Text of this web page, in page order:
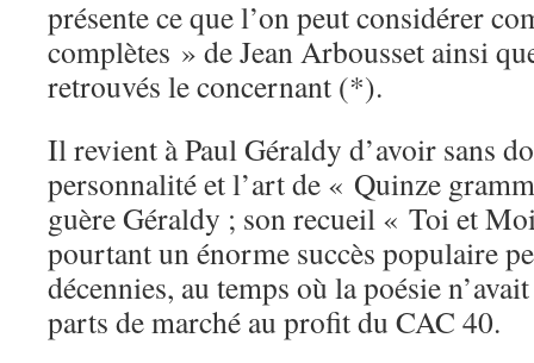
présente ce que l’on peut considérer
complètes » de Jean Arbousset ainsi
retrouvés le concernant (*).
Il revient à Paul Géraldy d’avoir sans
personnalité et l’art de « Quinze
guère Géraldy ; son recueil « Toi et
pourtant un énorme succès populaire
décennies, au temps où la poésie
parts de marché au profit du CAC 40.